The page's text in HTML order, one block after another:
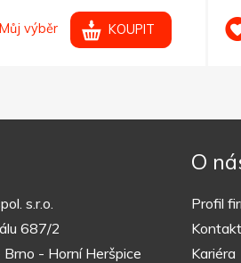
Můj výběr KOUPIT
s.r.o.
687/2
- Horní Heršpice
O
Profil
Kariéra